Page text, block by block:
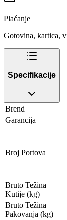
Plaćanje
Gotovina, kartica,
Specifikacije
Brend
Garancija
Broj Portova
Bruto Težina
Kutije (kg)
Bruto Težina
Pakovanja (kg)